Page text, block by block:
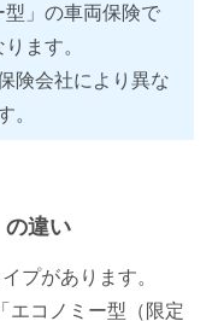
」の車両保険で
ます。
険会社により異な
。
の違い
プがあります。
エコノミー型（限定